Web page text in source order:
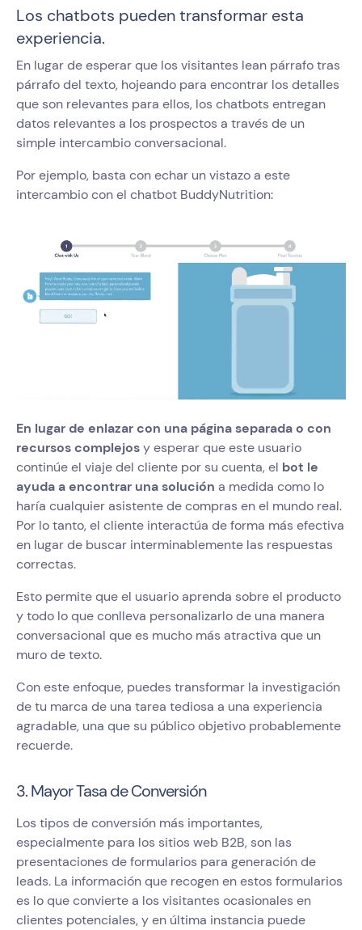
Los chatbots pueden transformar esta
experiencia.
En lugar de esperar que los visitantes lean párrafo tras
párrafo del texto, hojeando para encontrar los detalles
que son relevantes para ellos, los chatbots entregan
datos relevantes a los prospectos a través de un
simple intercambio conversacional.
Por ejemplo, basta con echar un vistazo a este
intercambio con el chatbot BuddyNutrition:
En lugar de enlazar con una página separada o con
recursos complejosy esperar que este usuario
continúe el viaje del cliente por su cuenta, el bot le
ayuda a encontrar una solución a medida como lo
haría cualquier asistente de compras en el mundo real.
Por lo tanto, el cliente interactúa de forma más efectiva
en lugar de buscar interminablemente las respuestas
correctas.
Esto permite que el usuario aprenda sobre el producto
y todo lo que conlleva personalizarlo de una manera
conversacional que es mucho más atractiva que un
muro de texto.
Con este enfoque, puedes transformar la investigación
de tu marca de una tarea tediosa a una experiencia
agradable, una que su público objetivo probablemente
recuerde.
3. Mayor Tasa de Conversión
Los tipos de conversión más importantes,
especialmente para los sitios web B2B, son las
presentaciones de formularios para generación de
leads. La información que recogen en estos formularios
es lo que convierte a los visitantes ocasionales en
clientes potenciales, y en última instancia puede